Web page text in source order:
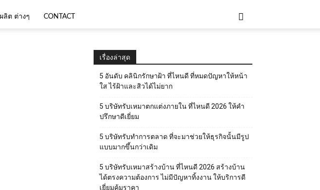
ลิต ต่างๆ CONTACT
เรื่องล่าสุด
5 อันดับ คลินิกรักษาฝ้า ที่ไหนดี ที่หมดปัญหาให้หน้า
ใส ไร้ฝ้าและสิวได้ไม่ยาก
5 บริษัทรับเหมาตกแต่งภายใน ที่ไหนดี 2026 ให้คำ
ปรึกษาดีเยี่ยม
5 บริษัทรับทำการตลาด ที่จะมาช่วยให้ธุรกิจนั้นมีรูป
แบบมากขึ้นกว่าเดิม
5 บริษัทรับเหมาสร้างบ้าน ที่ไหนดี 2026 สร้างบ้าน
ได้ตรงความต้องการ ไม่มีปัญหาทิ้งงาน ให้บริการดี
เยี่ยมคุ้มราคา